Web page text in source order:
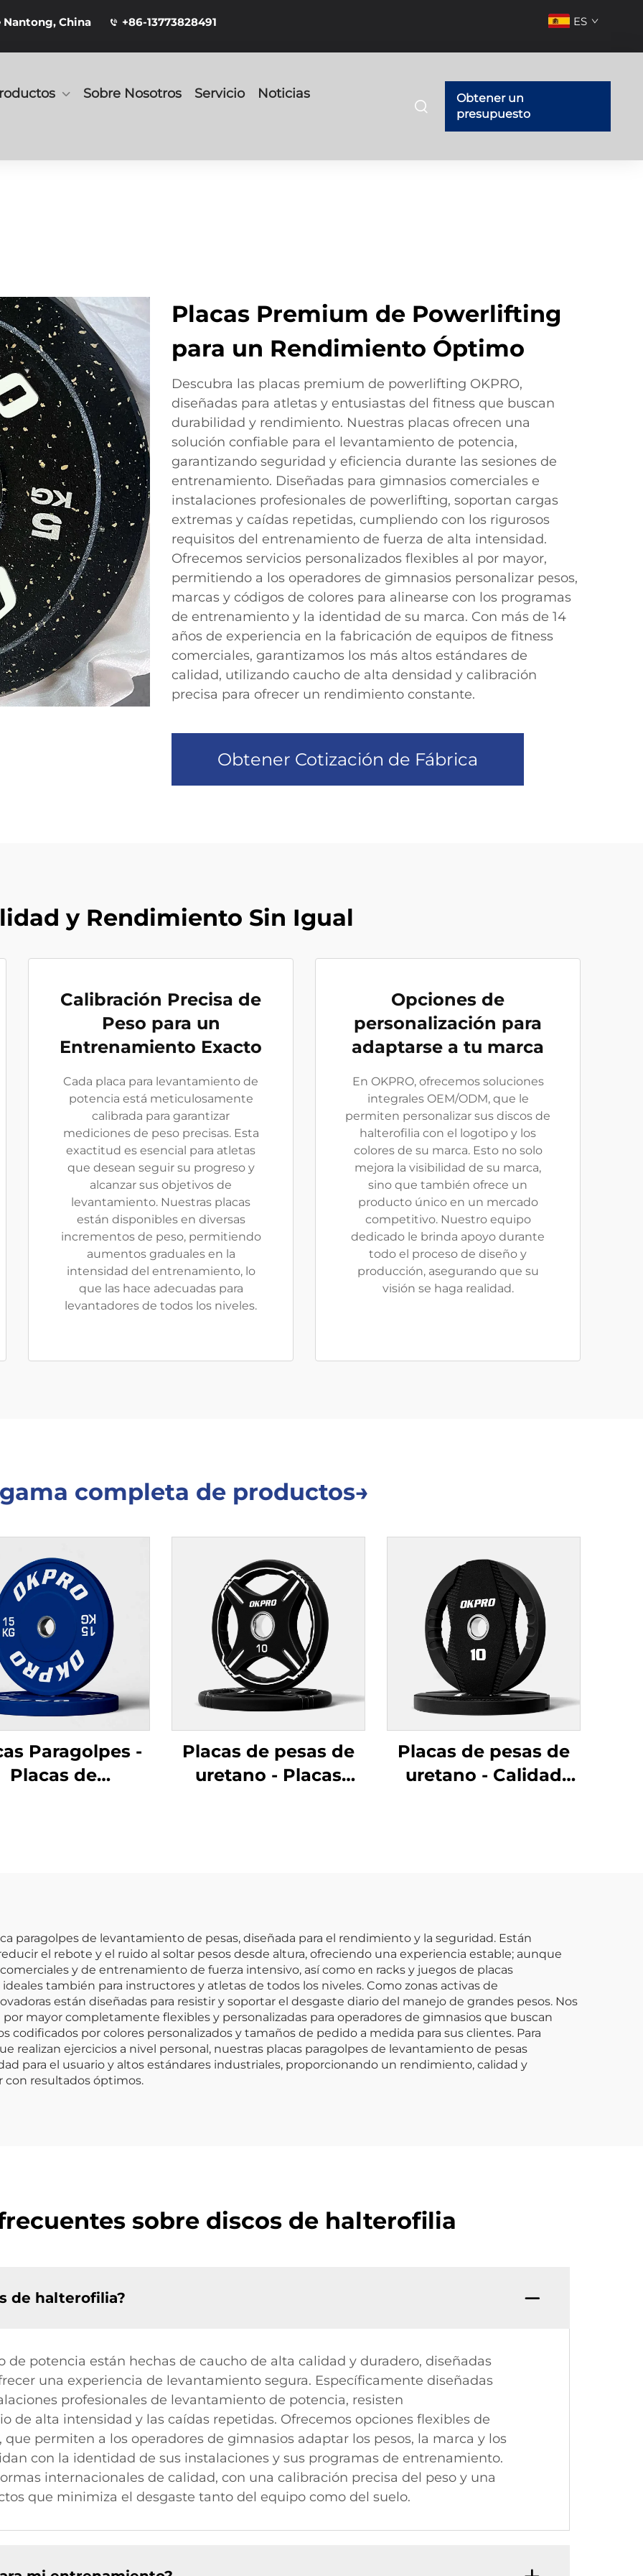
Nantong, China +86-13773828491 ES
Sobre Nosotros Servicio Noticias
Obtener un
presupuesto
Placas Premium de Powerlifting
para un Rendimiento Óptimo
Descubra las placas premium de powerlifting OKPRO,
diseñadas para atletas y entusiastas del fitness que buscan
durabilidad y rendimiento. Nuestras placas ofrecen una
solución confiable para el levantamiento de potencia,
garantizando seguridad y eficiencia durante las sesiones de
entrenamiento. Diseñadas para gimnasios comerciales e
instalaciones profesionales de powerlifting, soportan cargas
extremas y caídas repetidas, cumpliendo con los rigurosos
requisitos del entrenamiento de fuerza de alta intensidad.
Ofrecemos servicios personalizados flexibles al por mayor,
permitiendo a los operadores de gimnasios personalizar pesos,
marcas y códigos de colores para alinearse con los programas
de entrenamiento y la identidad de su marca. Con más de 14
años de experiencia en la fabricación de equipos de fitness
comerciales, garantizamos los más altos estándares de
calidad, utilizando caucho de alta densidad y calibración
precisa para ofrecer un rendimiento constante.
Obtener Cotización de Fábrica
y Rendimiento Sin Igual
Calibración Precisa de
Peso para un
Entrenamiento Exacto
Cada placa para levantamiento de
potencia está meticulosamente
calibrada para garantizar
mediciones de peso precisas. Esta
exactitud es esencial para atletas
que desean seguir su progreso y
alcanzar sus objetivos de
levantamiento. Nuestras placas
están disponibles en diversas
incrementos de peso, permitiendo
aumentos graduales en la
intensidad del entrenamiento, lo
que las hace adecuadas para
levantadores de todos los niveles.
Opciones de
personalización para
adaptarse a tu marca
En OKPRO, ofrecemos soluciones
integrales OEM/ODM, que le
permiten personalizar sus discos de
halterofilia con el logotipo y los
colores de su marca. Esto no solo
mejora la visibilidad de su marca,
sino que también ofrece un
producto único en un mercado
competitivo. Nuestro equipo
dedicado le brinda apoyo durante
todo el proceso de diseño y
producción, asegurando que su
visión se haga realidad.
completa de productos→
Paragolpes -
Placas de
Placas de pesas de
uretano - Placas
Placas de pesas de
uretano - Calidad
paragolpes de levantamiento de pesas, diseñada para el rendimiento y la seguridad. Están
el rebote y el ruido al soltar pesos desde altura, ofreciendo una experiencia estable; aunque
y de entrenamiento de fuerza intensivo, así como en racks y juegos de placas
también para instructores y atletas de todos los niveles. Como zonas activas de
están diseñadas para resistir y soportar el desgaste diario del manejo de grandes pesos. Nos
mayor completamente flexibles y personalizadas para operadores de gimnasios que buscan
codificados por colores personalizados y tamaños de pedido a medida para sus clientes. Para
realizan ejercicios a nivel personal, nuestras placas paragolpes de levantamiento de pesas
para el usuario y altos estándares industriales, proporcionando un rendimiento, calidad y
con resultados óptimos.
sobre discos de halterofilia
de halterofilia?
de potencia están hechas de caucho de alta calidad y duradero, diseñadas
una experiencia de levantamiento segura. Específicamente diseñadas
profesionales de levantamiento de potencia, resisten
de alta intensidad y las caídas repetidas. Ofrecemos opciones flexibles de
permiten a los operadores de gimnasios adaptar los pesos, la marca y los
con la identidad de sus instalaciones y sus programas de entrenamiento.
internacionales de calidad, con una calibración precisa del peso y una
que minimiza el desgaste tanto del equipo como del suelo.